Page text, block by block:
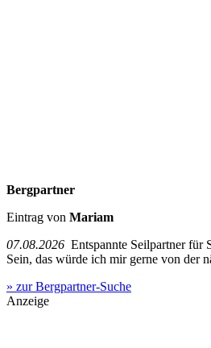
Bergpartner
Eintrag von Mariam
07.08.2026 Entspannte Seilpartner für
Sein, das würde ich mir gerne von der
» zur Bergpartner-Suche
Anzeige